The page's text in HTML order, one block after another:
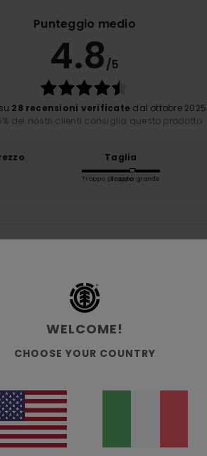
Punteggio medio
4.8/5
28 recensioni verificate dal ottobre 2025
dei nostri clienti consiglia questo prodotto
Taglia
Troppo piccoloTroppo grande
leggermente oversize, ma è
Taglia: Taglia perfetta
WELCOME!
CHOOSE YOUR COUNTRY